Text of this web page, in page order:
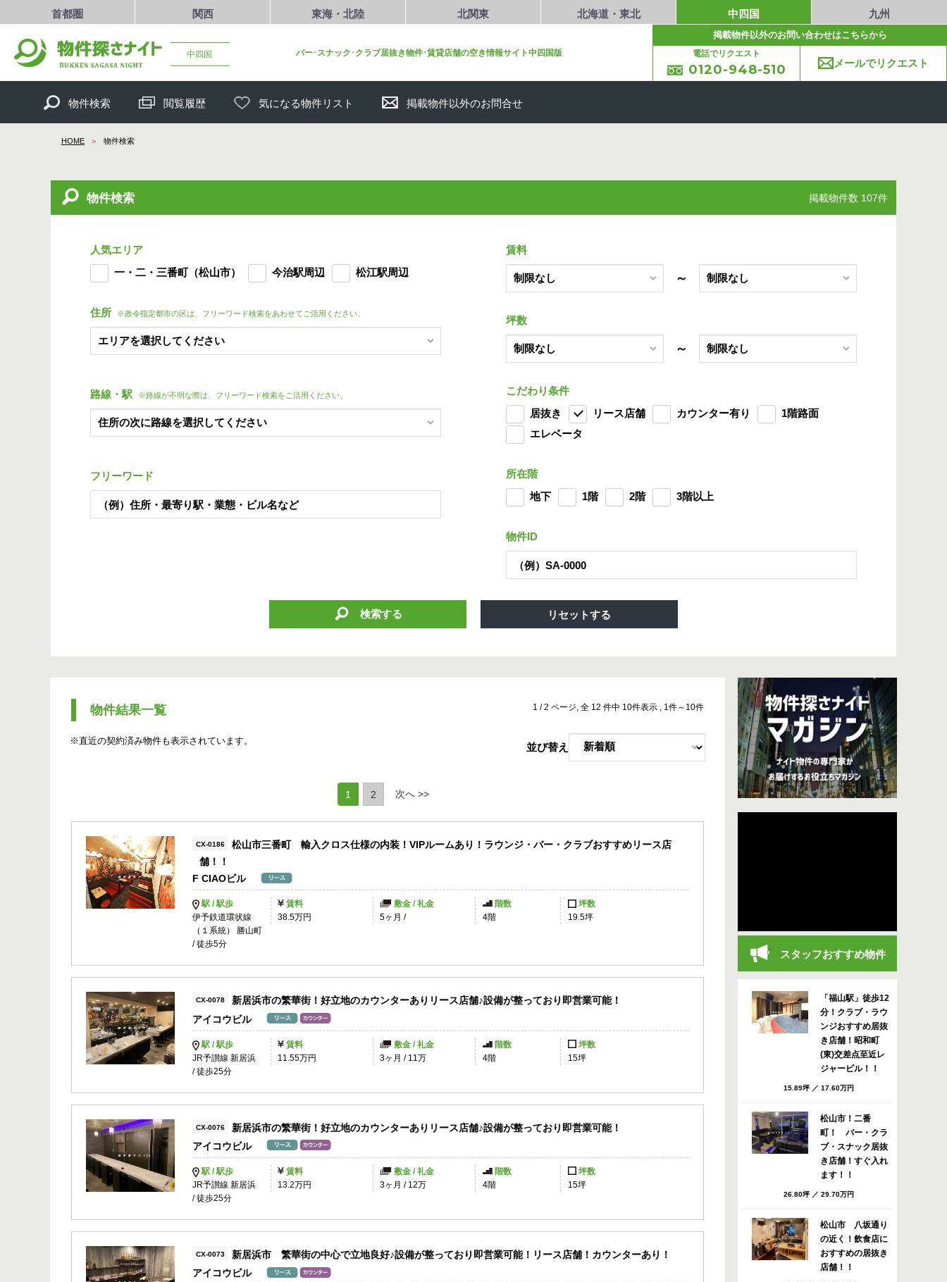
首都圏 関西 東海・北陸 北関東 北海道・東北 中四国 九州
中四国 バー･スナック･クラブ居抜き物件･賃貸店舗の空き情報サイト中四国版
掲載物件以外のお問い合わせはこちらから
電話でリクエスト
0120-948-510 メールでリクエスト
物件検索 閲覧履歴 気になる物件リスト 掲載物件以外のお問合せ
HOME 物件検索
物件検索 掲載物件数 107件
人気エリア
一・二・三番町（松山市）
今治駅周辺 松江駅周辺
住所 ※政令指定都市の区は、フリーワード検索をあわせてご活用ください。
路線・駅 ※路線が不明な際は、フリーワード検索をご活用ください。
フリーワード
賃料
～
坪数
～
こだわり条件
居抜き
リース店舗 カウンター有り
1階路面
エレベータ
所在階
地下
1階 2階 3階以上
物件ID
検索する
物件結果一覧 1 / 2 ページ, 全 12 件中 10件表示 , 1件～10件
※直近の契約済み物件も表示されています。
並び替え
1 (current)
2 次へ >>
CX-0186
松山市三番町 輸入クロス仕様の内装！VIPルームあり！ラウンジ・バー・クラブおすすめリース店
舗！！
F CIAOビル
駅 / 駅歩
伊予鉄道環状線
（１系統） 勝山町
/ 徒歩5分
賃料
38.5万円
敷金 / 礼金
5ヶ月 /
階数
4階
坪数
19.5坪
CX-0078
新居浜市の繁華街！好立地のカウンターありリース店舗♪設備が整っており即営業可能！
アイコウビル
駅 / 駅歩
JR予讃線 新居浜
/ 徒歩25分
賃料
11.55万円
敷金 / 礼金
3ヶ月 / 11万
階数
4階
坪数
15坪
CX-0076
新居浜市の繁華街！好立地のカウンターありリース店舗♪設備が整っており即営業可能！
アイコウビル
駅 / 駅歩
JR予讃線 新居浜
/ 徒歩25分
賃料
13.2万円
敷金 / 礼金
3ヶ月 / 12万
階数
4階
坪数
15坪
CX-0073
新居浜市 繁華街の中心で立地良好♪設備が整っており即営業可能！リース店舗！カウンターあり！
アイコウビル
スタッフおすすめ物件
「福山駅」徒歩12
分！クラブ・ラウ
ンジおすすめ居抜
き店舗！昭和町
(東)交差点至近レ
ジャービル！！
15.89坪 ／ 17.60万円
松山市！二番
町！ バー・クラ
ブ・スナック居抜
き店舗！すぐ入れ
ます！！
26.80坪 ／ 29.70万円
松山市 八坂通り
の近く！飲食店に
おすすめの居抜き
店舗！！